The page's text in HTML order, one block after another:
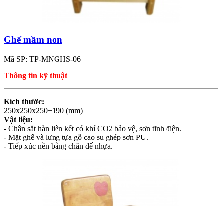
Ghế mầm non
Mã SP: TP-MNGHS-06
Thông tin kỹ thuật
Kích thước:
250x250x250+190 (mm)
Vật liệu:
- Chân sắt hàn liên kết có khí CO2 bảo vệ, sơn tĩnh điện.
- Mặt ghế và lưng tựa gỗ cao su ghép sơn PU.
- Tiếp xúc nền bằng chân đế nhựa.